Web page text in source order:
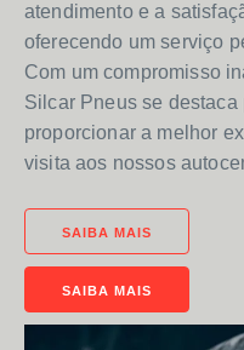
atendimento e a
oferecendo um serviço
Com um compromisso
Silcar Pneus se
proporcionar a melhor
visita aos nossos
SAIBA MAIS
SAIBA MAIS